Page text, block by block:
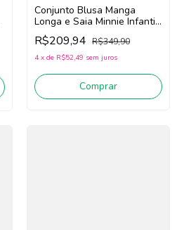
Conjunto Blusa Manga
Longa e Saia Minnie Infantil
Animé P6513
(Bege/Vermelho)
R$209,94 R$349,90
4 x de R$52,49 sem juros
Comprar